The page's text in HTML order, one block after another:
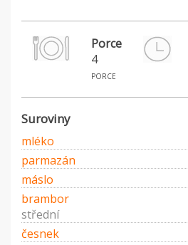
Porce
4
porce
Suroviny
mléko
parmazán
máslo
brambor
střední
česnek